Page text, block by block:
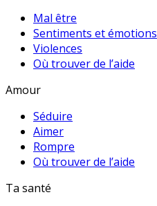
Mal être
Sentiments et émotions
Violences
Où trouver de l’aide
Amour
Séduire
Aimer
Rompre
Où trouver de l’aide
Ta santé